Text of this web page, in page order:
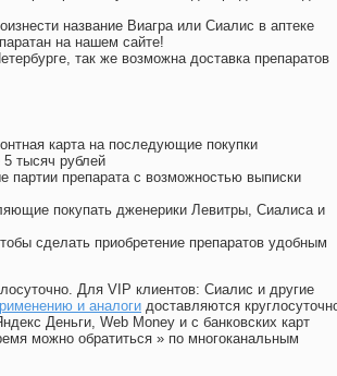
название Виагра или Сиалис в аптеке
на нашем сайте!
так же возможна доставка препаратов
карта на последующие покупки
5 тысяч рублей
препарата с возможностью выписки
покупать дженерики Левитры, Сиалиса и
сделать приобретение препаратов удобным
Для VIP клиентов: Сиалис и другие
и аналоги доставляются
Деньги, Web Money и с банковских карт
можно обратиться » по многоканальным